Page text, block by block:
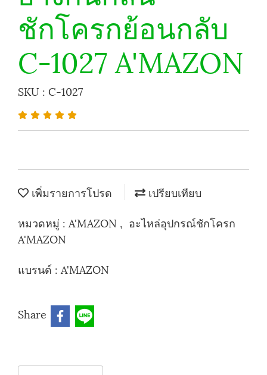
ชักโครกย้อนกลับ
C-1027 A'MAZON
SKU : C-1027
เพิ่มรายการโปรด
เปรียบเทียบ
หมวดหมู่ : A'MAZON , อะไหล่อุปกรณ์ชักโครก
A'MAZON
แบรนด์ : A'MAZON
Share